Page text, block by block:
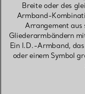
Breite oder des
Armband-
Arrangement
Gliederarmbändern
Ein I.D.-Armband,
oder einem Symbol